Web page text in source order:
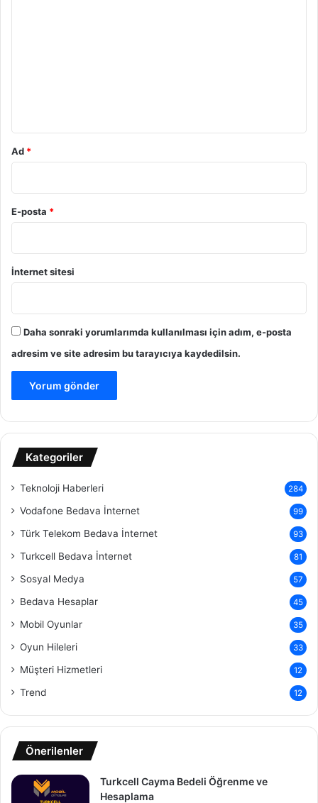
Ad *
E-posta *
İnternet sitesi
Daha sonraki yorumlarımda kullanılması için adım, e-posta
adresim ve site adresim bu tarayıcıya kaydedilsin.
Kategoriler
Teknoloji Haberleri 284
Vodafone Bedava İnternet 99
Türk Telekom Bedava İnternet 93
Turkcell Bedava İnternet 81
Sosyal Medya 57
Bedava Hesaplar 45
Mobil Oyunlar 35
Oyun Hileleri 33
Müşteri Hizmetleri 12
Trend 12
Önerilenler
Turkcell Cayma Bedeli Öğrenme ve
Hesaplama